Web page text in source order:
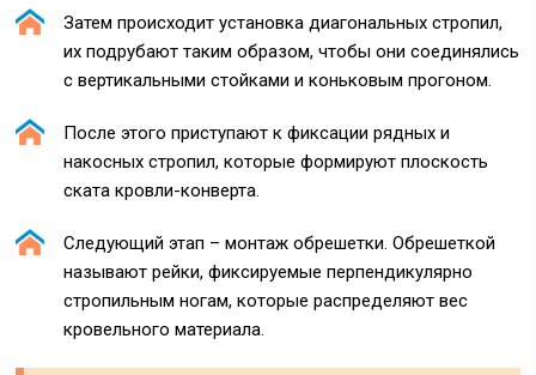
Затем происходит установка диагональных стропил,
их подрубают таким образом, чтобы они соединялись
с вертикальными стойками и коньковым прогоном.
После этого приступают к фиксации рядных и
накосных стропил, которые формируют плоскость
ската кровли-конверта.
Следующий этап – монтаж обрешетки. Обрешеткой
называют рейки, фиксируемые перпендикулярно
стропильным ногам, которые распределяют вес
кровельного материала.